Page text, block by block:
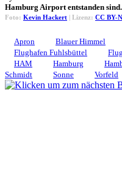
Hamburg Airport entstanden sind.
Foto: Kevin Hackert | Lizenz: CC BY-
Apron Blauer Himmel
Flughafen Fuhlsbüttel
HAM
Hamburg
Schmidt
Sonne Vorfeld